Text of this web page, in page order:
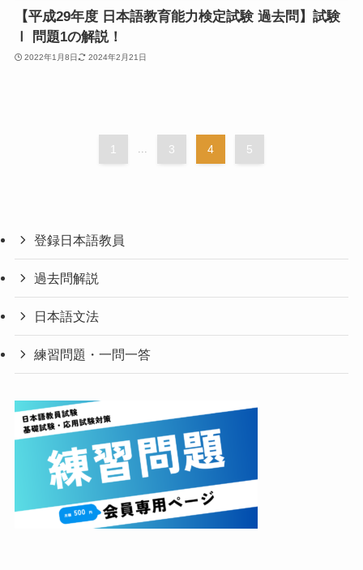
【平成29年度 日本語教育能力検定試験 過去問】試験
Ⅰ 問題1の解説！
2022年1月8日 2024年2月21日
1 ... 3 4 5
登録日本語教員
過去問解説
日本語文法
練習問題・一問一答